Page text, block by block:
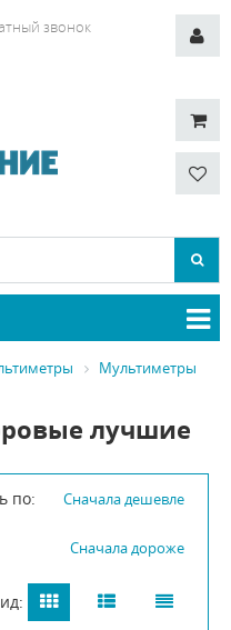
звонок
Мультиметры
лучшие
по: Сначала дешевле
Сначала дороже